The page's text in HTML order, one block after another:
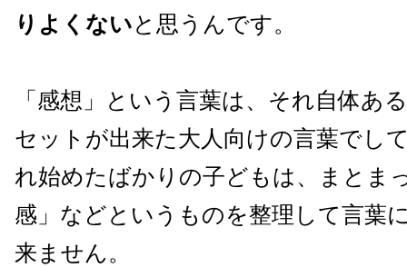
りよくないと思うんです。
「感想」という言葉は、それ自体あ
セットが出来た大人向けの言葉でし
れ始めたばかりの子どもは、まとま
感」などというものを整理して言葉
来ません。